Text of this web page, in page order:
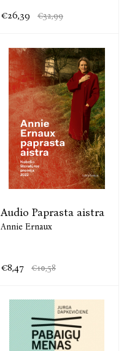
€26,39 €32,99
Audio Paprasta aistra
Annie Ernaux
€8,47 €10,58